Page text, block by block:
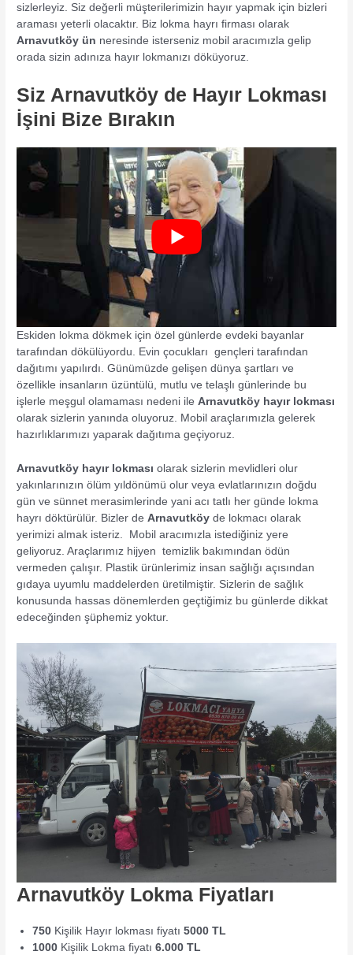
sizlerleyiz. Siz değerli müşterilerimizin hayır yapmak için bizleri
araması yeterli olacaktır. Biz lokma hayrı firması olarak
Arnavutköy ün neresinde isterseniz mobil aracımızla gelip
orada sizin adınıza hayır lokmanızı döküyoruz.
Siz Arnavutköy de Hayır Lokması
İşini Bize Bırakın
Eskiden lokma dökmek için özel günlerde evdeki bayanlar
tarafından dökülüyordu. Evin çocukları gençleri tarafından
dağıtımı yapılırdı. Günümüzde gelişen dünya şartları ve
özellikle insanların üzüntülü, mutlu ve telaşlı günlerinde bu
işlerle meşgul olamaması nedeni ileArnavutköy hayır lokması
olarak sizlerin yanında oluyoruz. Mobil araçlarımızla gelerek
hazırlıklarımızı yaparak dağıtıma geçiyoruz.
Arnavutköy hayır lokması olarak sizlerin mevlidleri olur
yakınlarınızın ölüm yıldönümü olur veya evlatlarınızın doğdu
gün ve sünnet merasimlerinde yani acı tatlı her günde lokma
hayrı döktürülür. Bizler deArnavutköyde lokmacı olarak
yerimizi almak isteriz. Mobil aracımızla istediğiniz yere
geliyoruz. Araçlarımız hijyen temizlik bakımından ödün
vermeden çalışır. Plastik ürünlerimiz insan sağlığı açısından
gıdaya uyumlu maddelerden üretilmiştir. Sizlerin de sağlık
konusunda hassas dönemlerden geçtiğimiz bu günlerde dikkat
edeceğinden şüphemiz yoktur.
Arnavutköy Lokma Fiyatları
750 Kişilik Hayır lokması fiyatı5000 TL
1000 Kişilik Lokma fiyatı6.000 TL